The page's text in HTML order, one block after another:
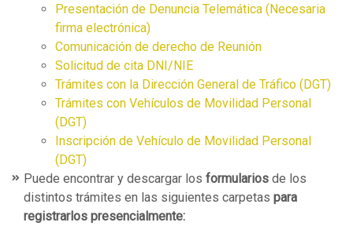
Presentación de Denuncia Telemática (Necesaria
firma electrónica)
Comunicación de derecho de Reunión
Solicitud de cita DNI/NIE
Trámites con la Dirección General de Tráfico (DGT)
Trámites con Vehículos de Movilidad Personal
(DGT)
Inscripción de Vehículo de Movilidad Personal
(DGT)
Puede encontrar y descargar los formularios de los
distintos trámites en las siguientes carpetas para
registrarlos presencialmente: